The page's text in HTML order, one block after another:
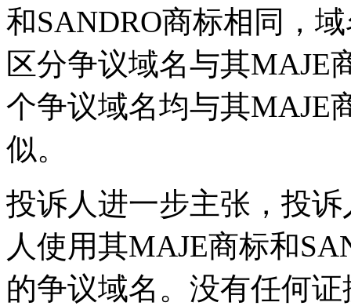
和SANDRO商标相同，
区分争议域名与其MAJE
个争议域名均与其MAJE
似。
投诉人进一步主张，投
人使用其MAJE商标和
的争议域名。没有任何